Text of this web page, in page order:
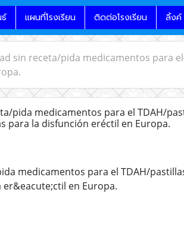
แผนที่โรงเรียน ติดต่อโรงเรียน ลิ้งค์
sin receta/pida medicamentos para
pida medicamentos para el TDAH/
para la disfunción eréctil en Europa.
medicamentos para el TDAH/
en Europa.